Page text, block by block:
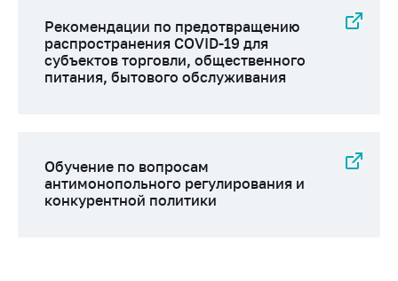
Рекомендации по предотвращению
распространения COVID-19 для
субъектов торговли, общественного
питания, бытового обслуживания
Обучение по вопросам
антимонопольного регулирования и
конкурентной политики